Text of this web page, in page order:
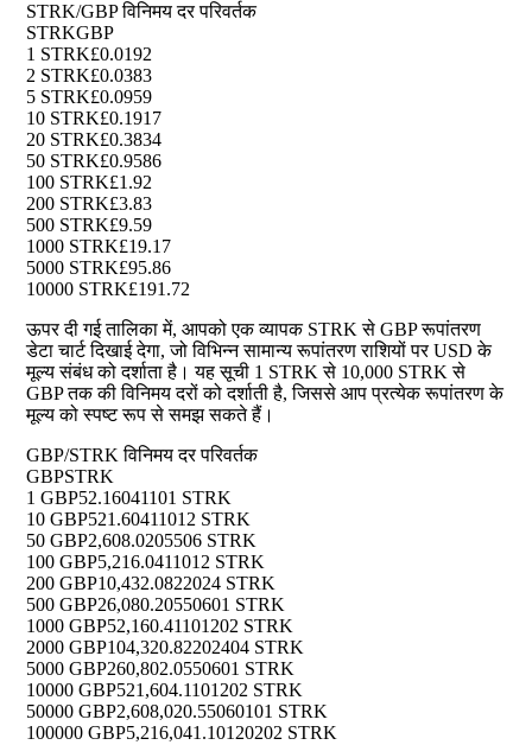
STRK/GBP विनिमय दर परिवर्तक
STRKGBP
1 STRK£0.0192
2 STRK£0.0383
5 STRK£0.0959
10 STRK£0.1917
20 STRK£0.3834
50 STRK£0.9586
100 STRK£1.92
200 STRK£3.83
500 STRK£9.59
1000 STRK£19.17
5000 STRK£95.86
10000 STRK£191.72
ऊपर दी गई तालिका में, आपको एक व्यापक STRK से GBP रूपांतरण
डेटा चार्ट दिखाई देगा, जो विभिन्न सामान्य रूपांतरण राशियों पर USD के
मूल्य संबंध को दर्शाता है। यह सूची 1 STRK से 10,000 STRK से
GBP तक की विनिमय दरों को दर्शाती है, जिससे आप प्रत्येक रूपांतरण के
मूल्य को स्पष्ट रूप से समझ सकते हैं।
GBP/STRK विनिमय दर परिवर्तक
GBPSTRK
1 GBP52.16041101 STRK
10 GBP521.60411012 STRK
50 GBP2,608.0205506 STRK
100 GBP5,216.0411012 STRK
200 GBP10,432.0822024 STRK
500 GBP26,080.20550601 STRK
1000 GBP52,160.41101202 STRK
2000 GBP104,320.82202404 STRK
5000 GBP260,802.0550601 STRK
10000 GBP521,604.1101202 STRK
50000 GBP2,608,020.55060101 STRK
100000 GBP5,216,041.10120202 STRK